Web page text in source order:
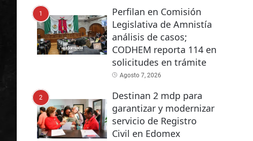
1
Perfilan en Comisión
Legislativa de Amnistía
análisis de casos;
CODHEM reporta 114 en
solicitudes en trámite
Agosto 7, 2026
2
Destinan 2 mdp para
garantizar y modernizar
servicio de Registro
Civil en Edomex